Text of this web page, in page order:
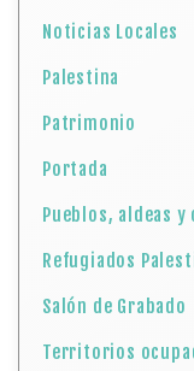
Noticias Locales
Palestina
Patrimonio
Portada
Pueblos, aldeas
Refugiados
Salón de Grabado
Territorios